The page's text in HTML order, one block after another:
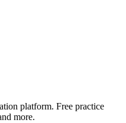
platform. Free practice
more.